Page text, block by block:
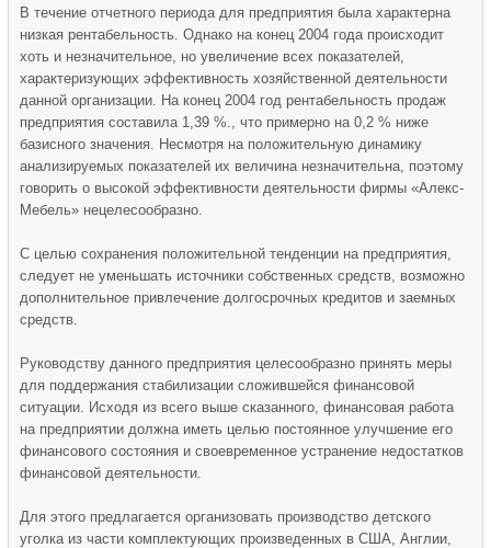
В течение отчетного периода для предприятия была характерна
низкая рентабельность. Однако на конец 2004 года происходит
хоть и незначительное, но увеличение всех показателей,
характеризующих эффективность хозяйственной деятельности
данной организации. На конец 2004 год рентабельность продаж
предприятия составила 1,39 %., что примерно на 0,2 % ниже
базисного значения. Несмотря на положительную динамику
анализируемых показателей их величина незначительна, поэтому
говорить о высокой эффективности деятельности фирмы «Алекс-
Мебель» нецелесообразно.
С целью сохранения положительной тенденции на предприятия,
следует не уменьшать источники собственных средств, возможно
дополнительное привлечение долгосрочных кредитов и заемных
средств.
Руководству данного предприятия целесообразно принять меры
для поддержания стабилизации сложившейся финансовой
ситуации. Исходя из всего выше сказанного, финансовая работа
на предприятии должна иметь целью постоянное улучшение его
финансового состояния и своевременное устранение недостатков
финансовой деятельности.
Для этого предлагается организовать производство детского
уголка из части комплектующих произведенных в США, Англии,